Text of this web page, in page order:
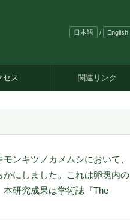
日本語 / English
セス 関連リンク
ンキツノカメムシにおいて、
にしました。これは卵塊内の
研究成果は学術誌『The